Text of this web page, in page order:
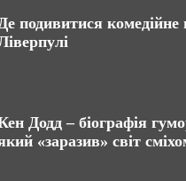
подивитися комедійне
Додд – біографія
«заразив» світ